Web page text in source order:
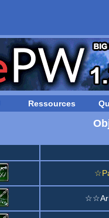
Ressources